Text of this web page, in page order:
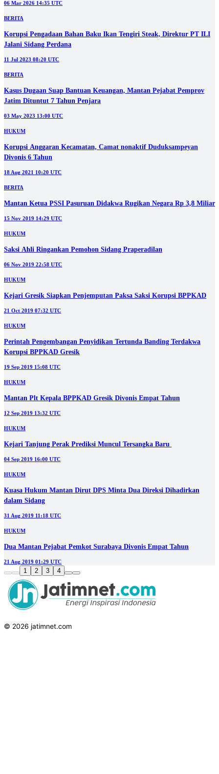
06 Mar 2026 14:35 UTC
BERITA
Korupsi Pengadaan Bahan Baku Ikan Tengiri Steak, Direktur PT ILI
Jalani Sidang Perdana
11 Jul 2023 08:20 UTC
BERITA
Kasus Dugaan Suap Bantuan Keuangan, Mantan Pejabat Pemprov
Jatim Dituntut 7 Tahun Penjara
03 May 2023 13:00 UTC
HUKUM
Korupsi Anggaran Kecamatan, Camat nonaktif Duduksampeyan
Divonis 6 Tahun
18 Aug 2021 10:20 UTC
BERITA
Mantan Ketua PSSI Pasuruan Didakwa Rugikan Negara Rp 3,8 Miliar
15 Nov 2019 14:29 UTC
HUKUM
Saksi Ahli Ringankan Pemohon Sidang Praperadilan
06 Nov 2019 22:58 UTC
HUKUM
Kejari Gresik Siapkan Penjemputan Paksa Saksi Korupsi BPPKAD
21 Oct 2019 07:32 UTC
HUKUM
Perintah Pengembangan Penyidikan Tertunda Banding Terdakwa
Korupsi BPPKAD Gresik
19 Sep 2019 15:08 UTC
HUKUM
Mantan Plt Kepala BPPKAD Gresik Divonis Empat Tahun
12 Sep 2019 13:32 UTC
HUKUM
Kejari Tanjung Perak Prediksi Muncul Tersangka Baru
04 Sep 2019 16:00 UTC
HUKUM
Kuasa Hukum Mantan Dirut DPS Minta Dua Direksi Dihadirkan
dalam Sidang
31 Aug 2019 11:18 UTC
HUKUM
Dua Mantan Pejabat Pemkot Surabaya Divonis Empat Tahun
21 Aug 2019 01:29 UTC
1 2 3 4
© 2026 jatimnet.com